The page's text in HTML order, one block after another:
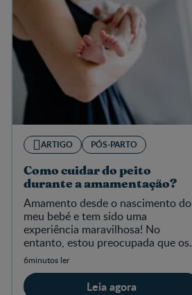
ARTIGO PÓS-PARTO
Como cuidar do peito
durante a amamentação?
Amamento desde o nascimento do
meu bebé e tem sido uma
experiência maravilhosa! No
entanto, estou preocupada que os
meus seios venham a sofrer as
6minutos ler
Leia agora